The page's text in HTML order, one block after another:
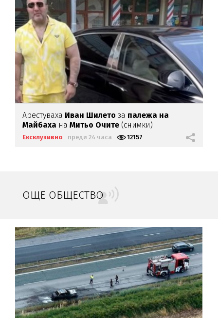
Арестуваха Иван Шилетоза палежа на
Майбаха наМитьо Очите (снимки)
Ексклузивно преди 24 часа 12157
ОЩЕ ОБЩЕСТВО